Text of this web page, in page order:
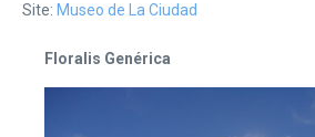
Site: Museo de La Ciudad
Floralis Genérica